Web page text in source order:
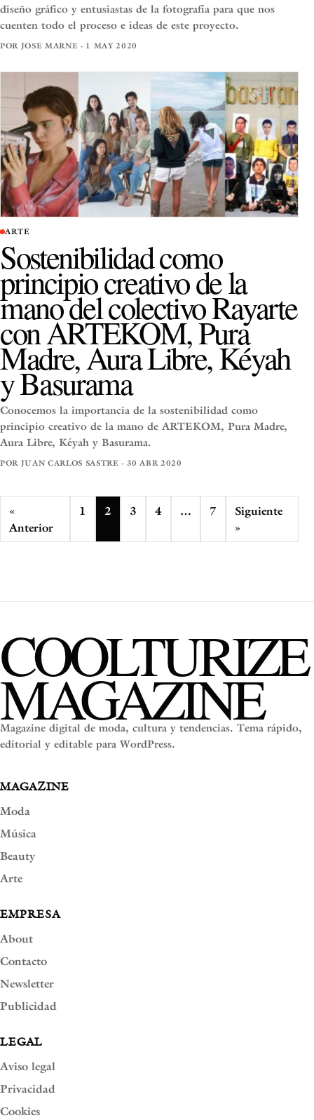
diseño gráfico y entusiastas de la fotografía para que nos
cuenten todo el proceso e ideas de este proyecto.
POR JOSE MARNE · 1 MAY 2020
ARTE
Sostenibilidad como
principio creativo de la
mano del colectivo Rayarte
con ARTEKOM, Pura
Madre, Aura Libre, Kéyah
y Basurama
Conocemos la importancia de la sostenibilidad como
principio creativo de la mano de ARTEKOM, Pura Madre,
Aura Libre, Kéyah y Basurama.
POR JUAN CARLOS SASTRE · 30 ABR 2020
«
Anterior
1 2 3 4 … 7
Siguiente
»
COOLTURIZE
MAGAZINE
Magazine digital de moda, cultura y tendencias. Tema rápido,
editorial y editable para WordPress.
MAGAZINE
Moda
Música
Beauty
Arte
EMPRESA
About
Contacto
Newsletter
Publicidad
LEGAL
Aviso legal
Privacidad
Cookies